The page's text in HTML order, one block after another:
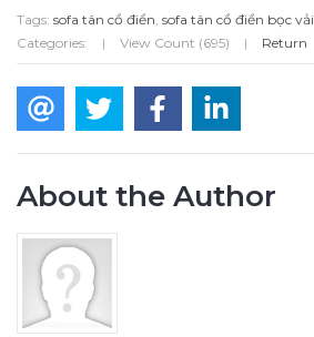
Tags: sofa tân cổ điển, sofa tân cổ điển bọc vải
Categories:
| View Count (695) | Return
About the Author